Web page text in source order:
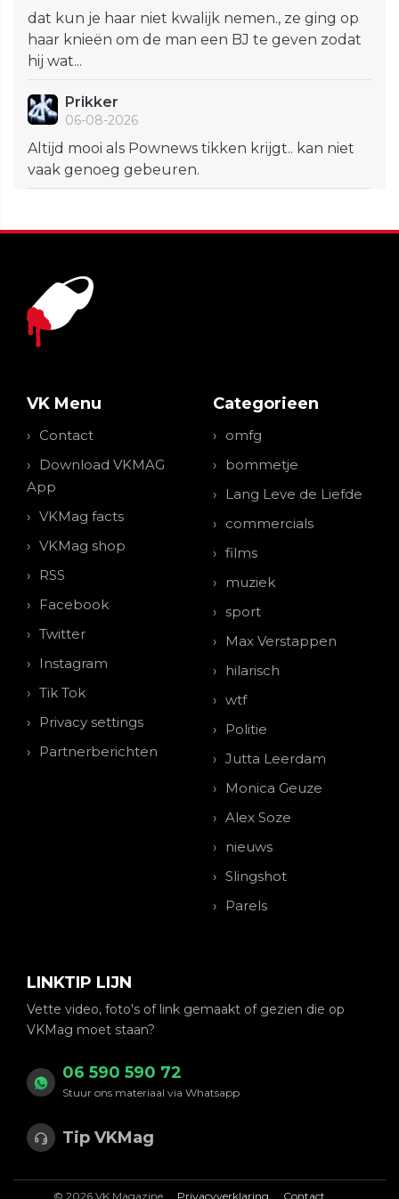
dat kun je haar niet kwalijk nemen., ze ging op
haar knieën om de man een BJ te geven zodat
hij wat...
Prikker
06-08-2026
Altijd mooi als Pownews tikken krijgt.. kan niet
vaak genoeg gebeuren.
VK Menu
Contact
Download VKMAG
App
VKMag facts
VKMag shop
RSS
Facebook
Twitter
Instagram
Tik Tok
Privacy settings
Partnerberichten
Categorieen
omfg
bommetje
Lang Leve de Liefde
commercials
films
muziek
sport
Max Verstappen
hilarisch
wtf
Politie
Jutta Leerdam
Monica Geuze
Alex Soze
nieuws
Slingshot
Parels
LINKTIP LIJN
Vette video, foto's of link gemaakt of gezien die op
VKMag moet staan?
06 590 590 72
Stuur ons materiaal via Whatsapp
Tip VKMag
© 2026 VK Magazine Privacyverklaring Contact